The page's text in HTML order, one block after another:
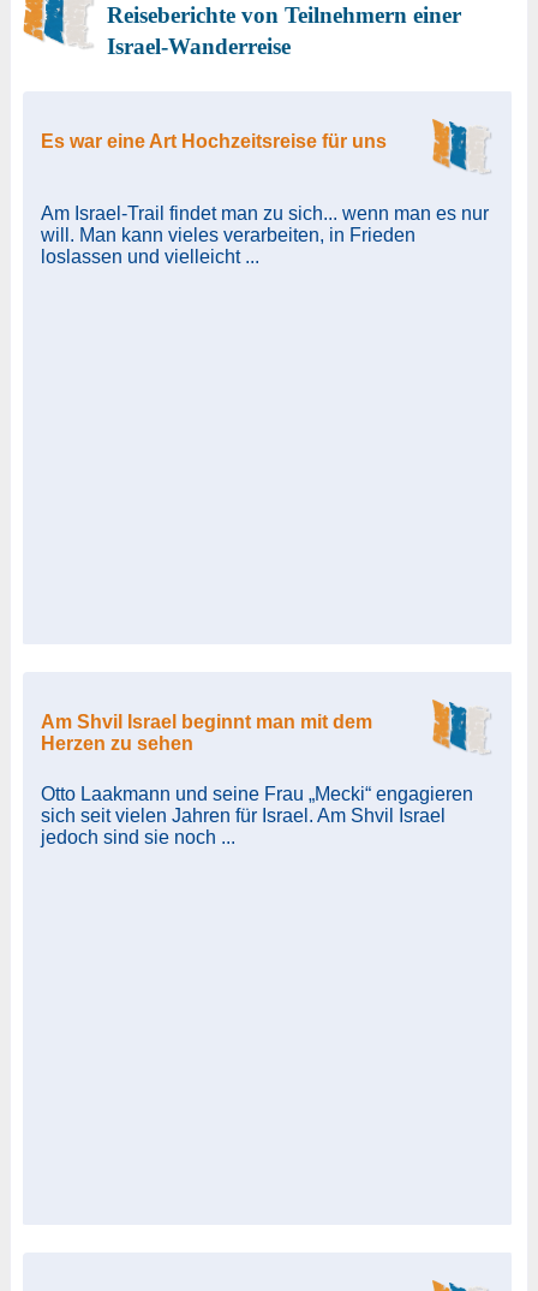
Reiseberichte von Teilnehmern einer
Israel-Wanderreise
Es war eine Art Hochzeitsreise für uns
Am Israel-Trail findet man zu sich... wenn man es nur
will. Man kann vieles verarbeiten, in Frieden
loslassen und vielleicht ...
Am Shvil Israel beginnt man mit dem
Herzen zu sehen
Otto Laakmann und seine Frau „Mecki“ engagieren
sich seit vielen Jahren für Israel. Am Shvil Israel
jedoch sind sie noch ...